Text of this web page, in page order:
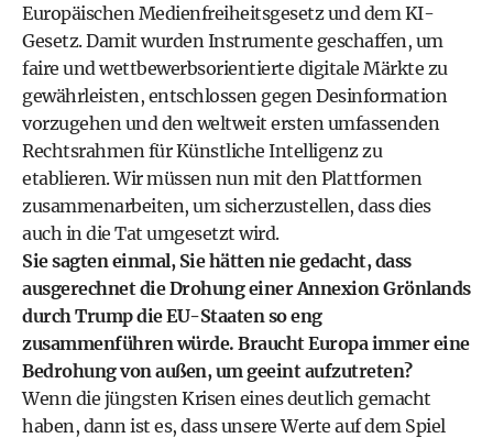
Europäischen Medienfreiheitsgesetz und dem KI-
Gesetz. Damit wurden Instrumente geschaffen, um
faire und wettbewerbsorientierte digitale Märkte zu
gewährleisten, entschlossen gegen Desinformation
vorzugehen und den weltweit ersten umfassenden
Rechtsrahmen für Künstliche Intelligenz zu
etablieren. Wir müssen nun mit den Plattformen
zusammenarbeiten, um sicherzustellen, dass dies
auch in die Tat umgesetzt wird.
Sie sagten einmal, Sie hätten nie gedacht, dass
ausgerechnet die Drohung einer Annexion Grönlands
durch Trump die EU-Staaten so eng
zusammenführen würde. Braucht Europa immer eine
Bedrohung von außen, um geeint aufzutreten?
Wenn die jüngsten Krisen eines deutlich gemacht
haben, dann ist es, dass unsere Werte auf dem Spiel